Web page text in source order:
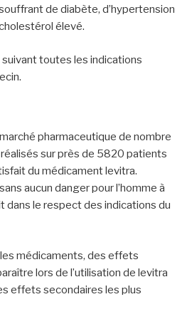
de diabète, d’hypertension
élevé.
toutes les indications
pharmaceutique de nombre
sur près de 5820 patients
du médicament levitra.
aucun danger pour l’homme à
dans le respect des indications du
médicaments, des effets
lors de l’utilisation de levitra
effets secondaires les plus